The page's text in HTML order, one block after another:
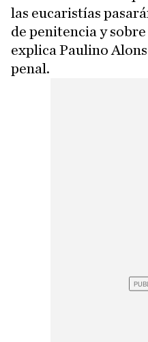
las eucaristías
de penitencia y
explica Paulino
penal.